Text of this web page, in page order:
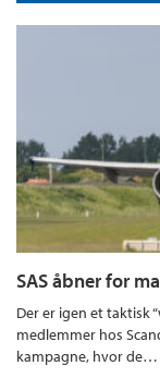
SAS åbner for
Der er igen et taktisk
medlemmer hos
kampagne, hvor de…